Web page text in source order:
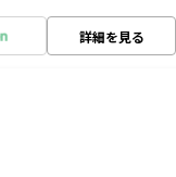
詳細を見る